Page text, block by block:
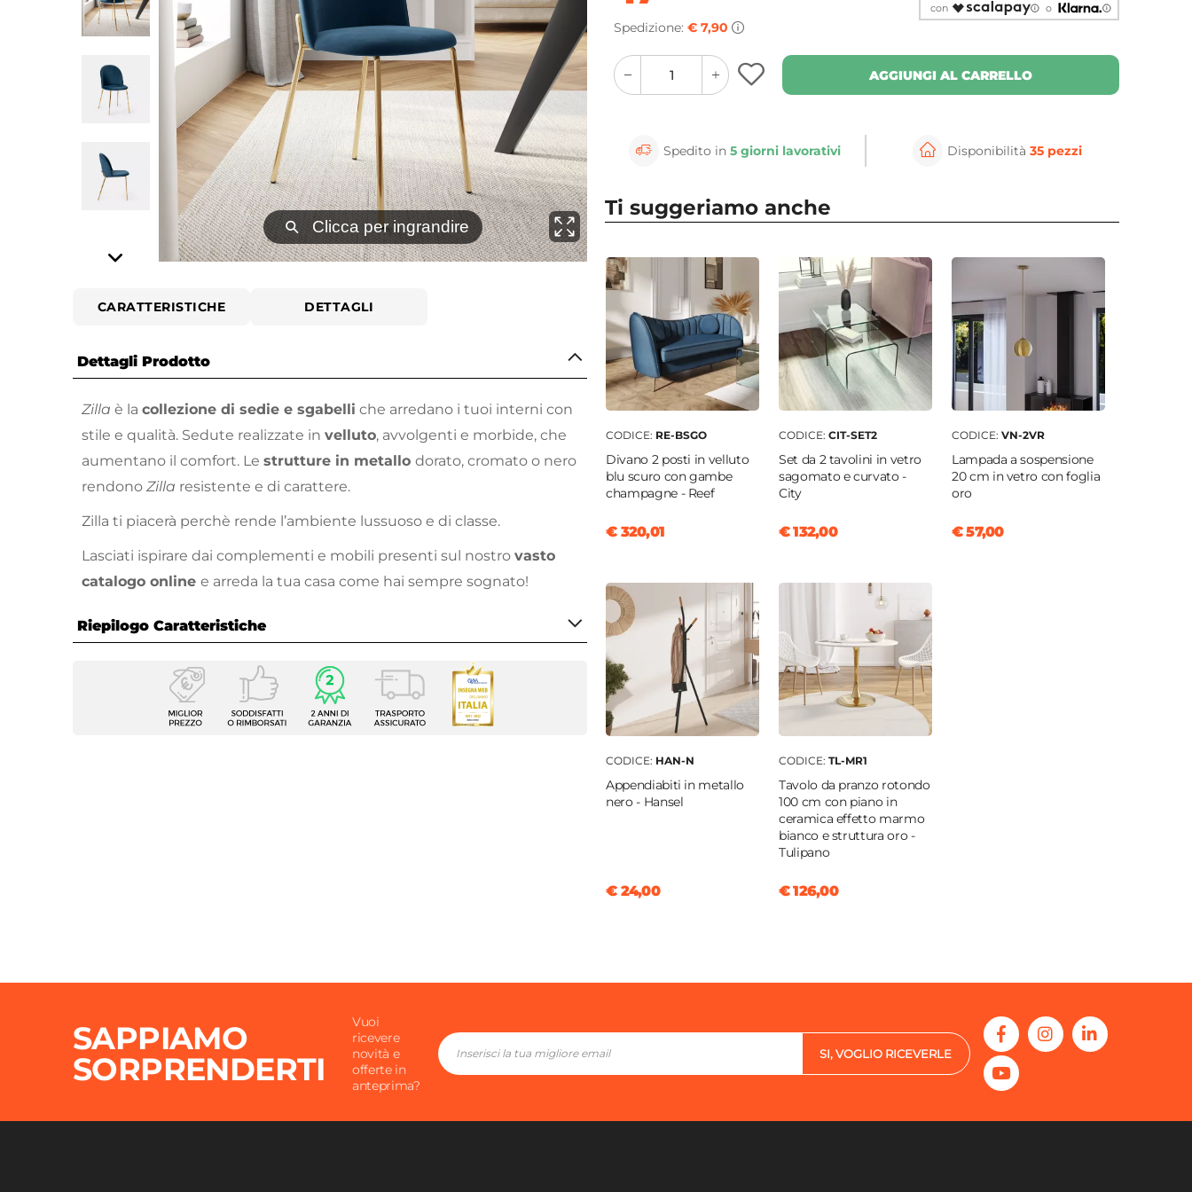
⚲ Clicca per ingrandire ⚲ Clicca per ingrandire
CARATTERISTICHE DETTAGLI
Dettagli Prodotto
Zilla è la collezione di sedie e sgabelli che arredano i tuoi interni con
stile e qualità. Sedute realizzate in velluto, avvolgenti e morbide, che
aumentano il comfort. Le strutture in metallo dorato, cromato o nero
rendono Zilla resistente e di carattere.
Zilla ti piacerà perchè rende l’ambiente lussuoso e di classe.
Lasciati ispirare dai complementi e mobili presenti sul nostro vasto
catalogo online e arreda la tua casa come hai sempre sognato!
Riepilogo Caratteristiche
Caratteristiche
Sedia
Zilla
Imbottitura
Si
Spedizione: € 7,90
con
o
quantity
button
quantity
minus
button
AGGIUNGI AL CARRELLO
Spedito in5 giorni lavorativi Disponibilità 35 pezzi
Ti suggeriamo anche
CODICE: RE-BSGO
Divano 2 posti in velluto
blu scuro con gambe
champagne - Reef
€ 320,01
CODICE: CIT-SET2
Set da 2 tavolini in vetro
sagomato e curvato -
City
€ 132,00
CODICE: VN-2VR
Lampada a sospensione
20 cm in vetro con foglia
oro
€ 57,00
CODICE: HAN-N
Appendiabiti in metallo
nero - Hansel
€ 24,00
CODICE: TL-MR1
Tavolo da pranzo rotondo
100 cm con piano in
ceramica effetto marmo
bianco e struttura oro -
Tulipano
€ 126,00
SAPPIAMO
SORPRENDERTI
Vuoi
ricevere
novità e
offerte in
anteprima?
SI, VOGLIO RICEVERLE